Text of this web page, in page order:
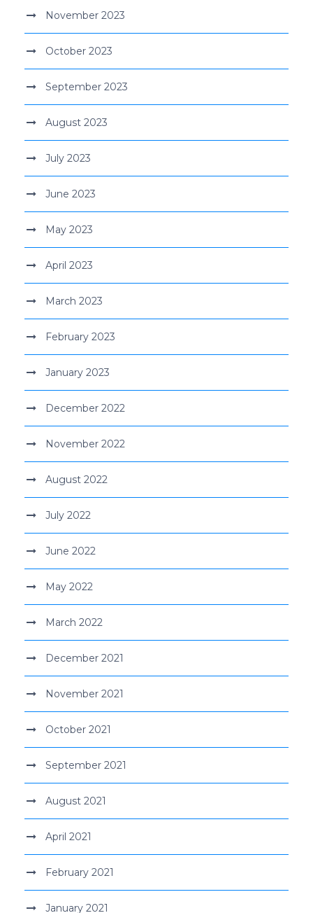
November 2023
October 2023
September 2023
August 2023
July 2023
June 2023
May 2023
April 2023
March 2023
February 2023
January 2023
December 2022
November 2022
August 2022
July 2022
June 2022
May 2022
March 2022
December 2021
November 2021
October 2021
September 2021
August 2021
April 2021
February 2021
January 2021